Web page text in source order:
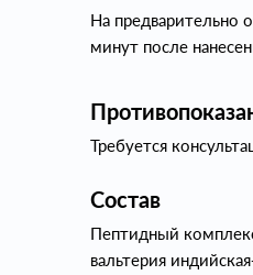
На предварительно
минут после
Требуется
Состав
Пептидный
вальтерия